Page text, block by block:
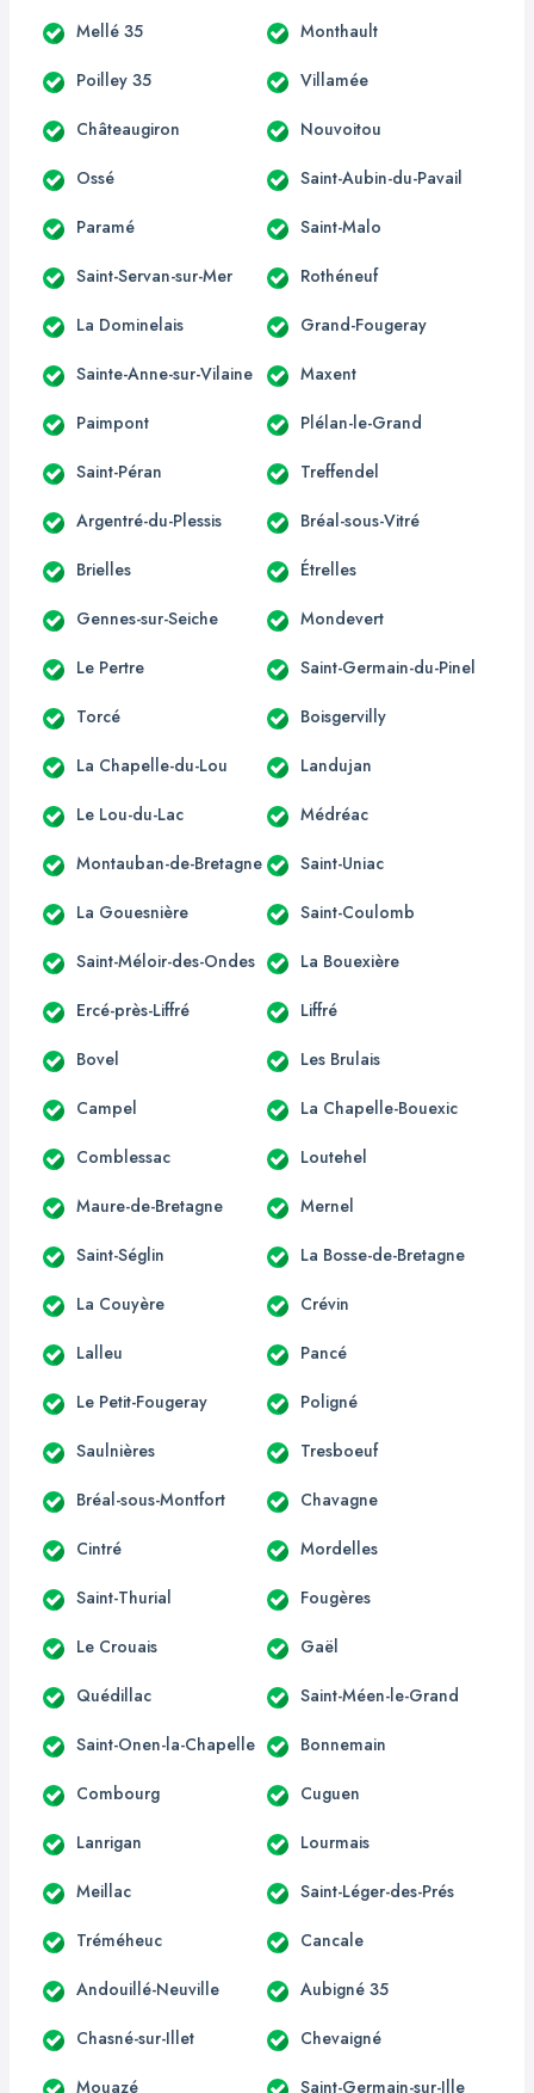
Mellé 35 Monthault
Poilley 35 Villamée
Châteaugiron Nouvoitou
Ossé Saint-Aubin-du-Pavail
Paramé Saint-Malo
Saint-Servan-sur-Mer Rothéneuf
La Dominelais Grand-Fougeray
Sainte-Anne-sur-Vilaine Maxent
Paimpont Plélan-le-Grand
Saint-Péran Treffendel
Argentré-du-Plessis Bréal-sous-Vitré
Brielles Étrelles
Gennes-sur-Seiche Mondevert
Le Pertre Saint-Germain-du-Pinel
Torcé Boisgervilly
La Chapelle-du-Lou Landujan
Le Lou-du-Lac Médréac
Montauban-de-Bretagne Saint-Uniac
La Gouesnière Saint-Coulomb
Saint-Méloir-des-Ondes La Bouexière
Ercé-près-Liffré Liffré
Bovel Les Brulais
Campel La Chapelle-Bouexic
Comblessac Loutehel
Maure-de-Bretagne Mernel
Saint-Séglin La Bosse-de-Bretagne
La Couyère Crévin
Lalleu Pancé
Le Petit-Fougeray Poligné
Saulnières Tresboeuf
Bréal-sous-Montfort Chavagne
Cintré Mordelles
Saint-Thurial Fougères
Le Crouais Gaël
Quédillac Saint-Méen-le-Grand
Saint-Onen-la-Chapelle Bonnemain
Combourg Cuguen
Lanrigan Lourmais
Meillac Saint-Léger-des-Prés
Tréméheuc Cancale
Andouillé-Neuville Aubigné 35
Chasné-sur-Illet Chevaigné
Mouazé Saint-Germain-sur-Ille